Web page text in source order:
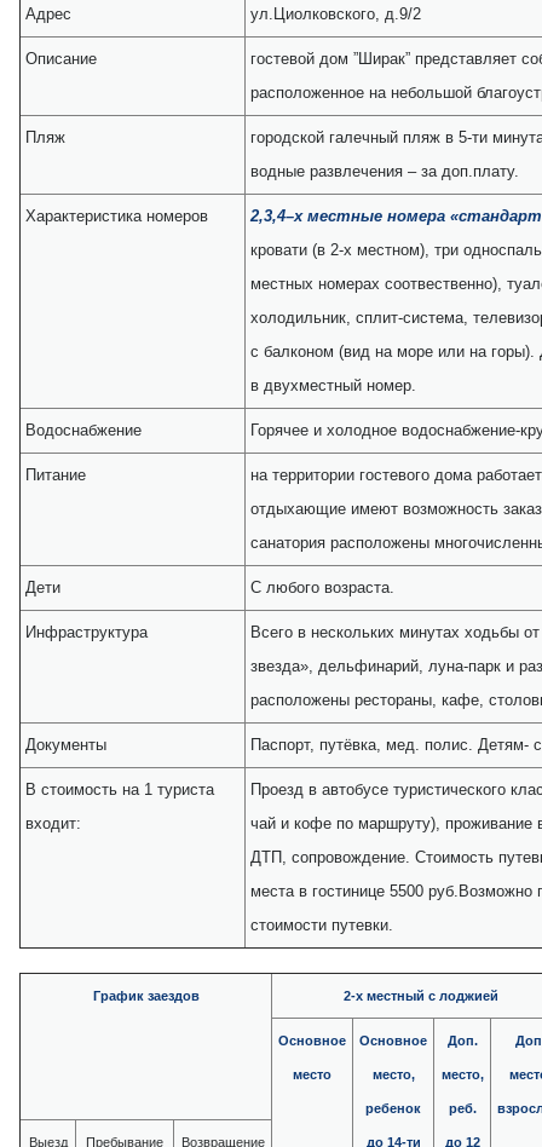
Адрес ул.Циолковского, д.9/2
Описание
гостевой дом ”Ширак” представляет
расположенное на небольшой
Пляж
городской галечный пляж в 5-ти
водные развлечения – за доп.плату.
Характеристика номеров
2,3,4–х местные номера
кровати (в 2-х местном), три
местных номерах соотвественно),
холодильник, сплит-система,
с балконом (вид на море или на горы).
в двухместный номер.
Водоснабжение Горячее и холодное водоснабжение-
Питание
на территории гостевого дома
отдыхающие имеют возможность
санатория расположены
Дети С любого возраста.
Инфраструктура
Всего в нескольких минутах ходьбы
звезда», дельфинарий, луна-парк и
расположены рестораны, кафе,
Документы Паспорт, путёвка, мед. полис. Детям-
В стоимость на 1 туриста
входит:
Проезд в автобусе туристического
чай и кофе по маршруту), проживание
ДТП, сопровождение. Стоимость
места в гостинице 5500 руб.Возможно
стоимости путевки.
График заездов 2-х местный с лоджией
Основное
место
Основное
место,
ребенок
до 14-ти
Доп.
место,
реб.
до 12
Выезд Пребывание Возвращение